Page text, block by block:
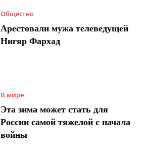
Общество
Арестовали мужа телеведущей
Нигяр Фархад
В мире
Эта зима может стать для
России самой тяжелой с начала
войны